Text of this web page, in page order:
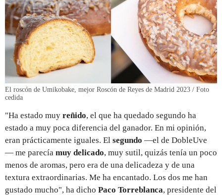
El roscón de Umikobake, mejor Roscón de Reyes de Madrid 2023 / Foto
cedida
"Ha estado muy reñido, el que ha quedado segundo ha
estado a muy poca diferencia del ganador. En mi opinión,
eran prácticamente iguales. El segundo —el de DobleUve
— me parecía muy delicado, muy sutil, quizás tenía un poco
menos de aromas, pero era de una delicadeza y de una
textura extraordinarias. Me ha encantado. Los dos me han
gustado mucho", ha dicho Paco Torreblanca, presidente del